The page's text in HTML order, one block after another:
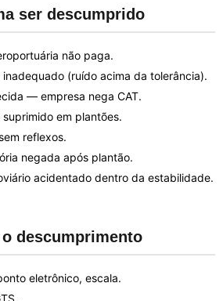
ser descumprido
não paga.
(ruído acima da tolerância).
— empresa nega CAT.
em plantões.
reflexos.
negada após plantão.
acidentado dentro da estabilidade.
descumprimento
eletrônico, escala.